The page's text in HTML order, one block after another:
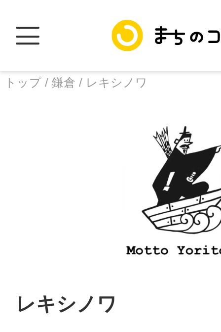
トップ / 鎌倉 / レキシノワ
SMS
レキシノワ
トップ
加盟スポットに